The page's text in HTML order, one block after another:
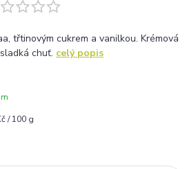
třtinovým cukrem a vanilkou. Krémová
chuť. celý popis
/ 100 g